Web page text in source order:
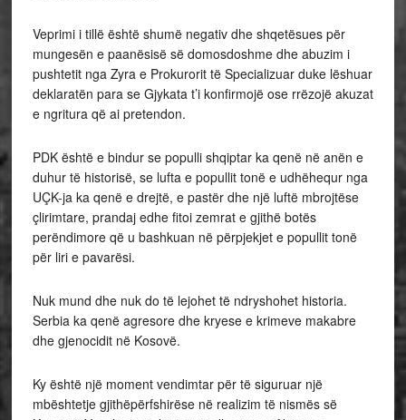
Veprimi i tillë është shumë negativ dhe shqetësues për
mungesën e paanësisë së domosdoshme dhe abuzim i
pushtetit nga Zyra e Prokurorit të Specializuar duke lëshuar
deklaratën para se Gjykata t’i konfirmojë ose rrëzojë akuzat
e ngritura që ai pretendon.
PDK është e bindur se populli shqiptar ka qenë në anën e
duhur të historisë, se lufta e popullit tonë e udhëhequr nga
UÇK-ja ka qenë e drejtë, e pastër dhe një luftë mbrojtëse
çlirimtare, prandaj edhe fitoi zemrat e gjithë botës
perëndimore që u bashkuan në përpjekjet e popullit tonë
për liri e pavarësi.
Nuk mund dhe nuk do të lejohet të ndryshohet historia.
Serbia ka qenë agresore dhe kryese e krimeve makabre
dhe gjenocidit në Kosovë.
Ky është një moment vendimtar për të siguruar një
mbështetje gjithëpërfshirëse në realizim të nismës së